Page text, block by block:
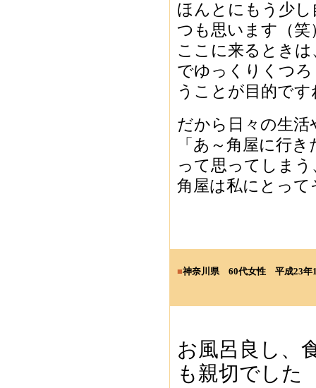
ほんとにもう少
つも思います（笑
ここに来るとき
でゆっくりくつ
うことが目的です
だから日々の生
「あ～角屋に行
って思ってしまう
角屋は私にとっ
■神奈川県 60代女性 平成23年
お風呂良し、
も親切でした